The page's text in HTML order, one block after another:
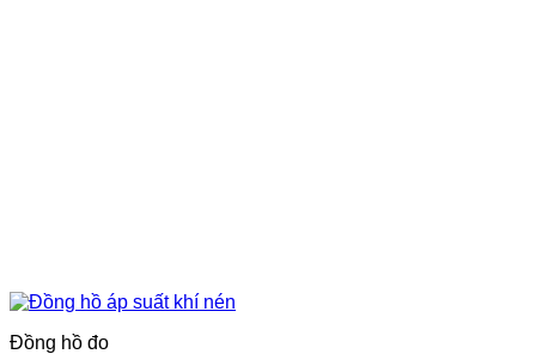
Đồng hồ đo